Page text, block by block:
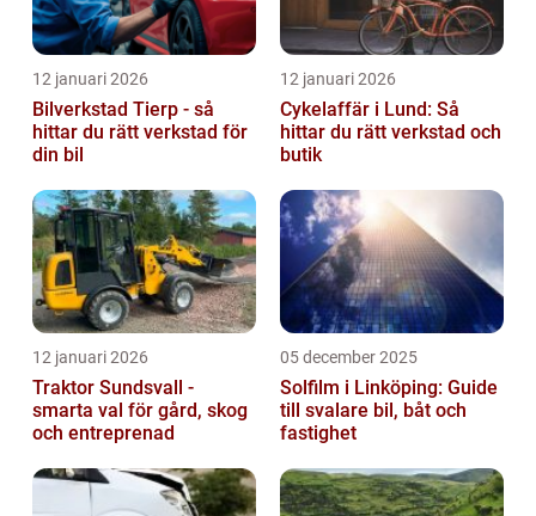
12 januari 2026
Bilverkstad Tierp - så
hittar du rätt verkstad för
din bil
12 januari 2026
Cykelaffär i Lund: Så
hittar du rätt verkstad och
butik
12 januari 2026
Traktor Sundsvall -
smarta val för gård, skog
och entreprenad
05 december 2025
Solfilm i Linköping: Guide
till svalare bil, båt och
fastighet